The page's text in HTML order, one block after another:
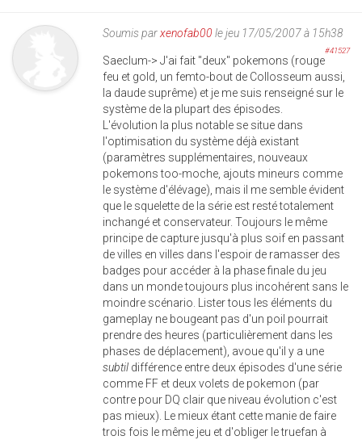
Soumis parxenofab00 le jeu 17/05/2007 à 15h38
#41527
Saeclum-> J'ai fait "deux" pokemons (rouge
feu et gold, un femto-bout de Collosseum aussi,
la daude suprême) et je me suis renseigné sur le
système de la plupart des épisodes.
L'évolution la plus notable se situe dans
l'optimisation du système déjà existant
(paramètres supplémentaires, nouveaux
pokemons too-moche, ajouts mineurs comme
le système d'élévage), mais il me semble évident
que le squelette de la série est resté totalement
inchangé et conservateur. Toujours le même
principe de capture jusqu'à plus soif en passant
de villes en villes dans l'espoir de ramasser des
badges pour accéder à la phase finale du jeu
dans un monde toujours plus incohérent sans le
moindre scénario. Lister tous les éléments du
gameplay ne bougeant pas d'un poil pourrait
prendre des heures (particulièrement dans les
phases de déplacement), avoue qu'il y a une
subtil différence entre deux épisodes d'une série
comme FF et deux volets de pokemon (par
contre pour DQ clair que niveau évolution c'est
pas mieux). Le mieux étant cette manie de faire
trois fois le même jeu et d'obliger le truefan à